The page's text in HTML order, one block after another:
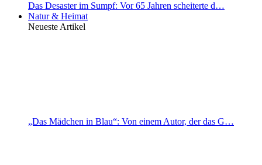
Das Desaster im Sumpf: Vor 65 Jahren scheiterte d…
Natur & Heimat
Neueste Artikel
„Das Mädchen in Blau“: Von einem Autor, der das G…